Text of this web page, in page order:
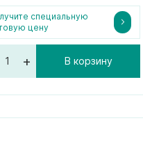
специальную
цену
+ В корзину